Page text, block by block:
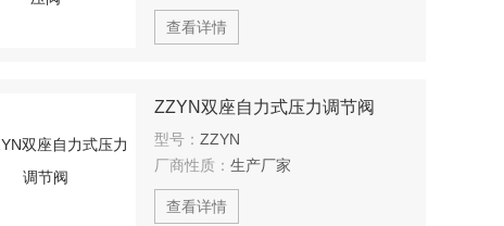
查看详情
ZZYN双座自力式压力调节阀
型号： ZZYN
厂商性质： 生产厂家
查看详情